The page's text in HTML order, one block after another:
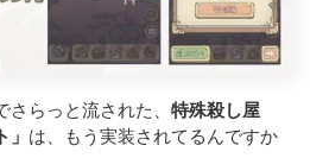
らっと流された、 特殊殺し屋
は、もう実装されてるんですか